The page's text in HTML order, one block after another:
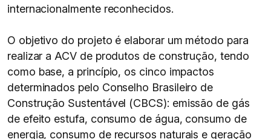
internacionalmente reconhecidos.
O objetivo do projeto é elaborar um método para
realizar a ACV de produtos de construção, tendo
como base, a princípio, os cinco impactos
determinados pelo Conselho Brasileiro de
Construção Sustentável (CBCS): emissão de gás
de efeito estufa, consumo de água, consumo de
energia, consumo de recursos naturais e geração